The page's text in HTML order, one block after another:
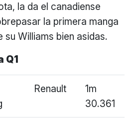
la da el canadiense
la primera manga
su Williams bien asidas.
Q1
Renault
1m
30.361